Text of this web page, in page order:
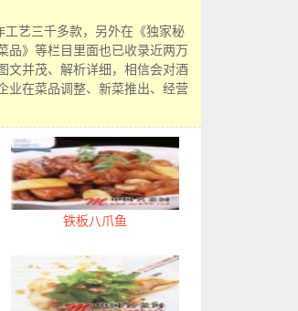
工艺三千多款，另外在《独家秘
品》等栏目里面也已收录近两万
文并茂、解析详细，相信会对酒
业在菜品调整、新菜推出、经营
铁板八爪鱼